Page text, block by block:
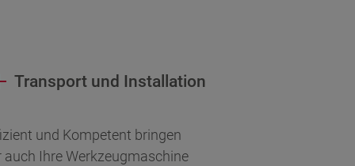
Transport und Installation
und Kompetent bringen
auch Ihre Werkzeugmaschine